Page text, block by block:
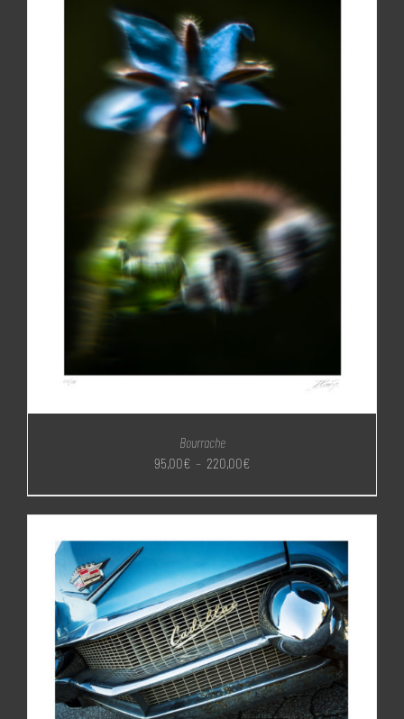
Bourrache
95,00€ – 220,00€
prix :
à
220,00€